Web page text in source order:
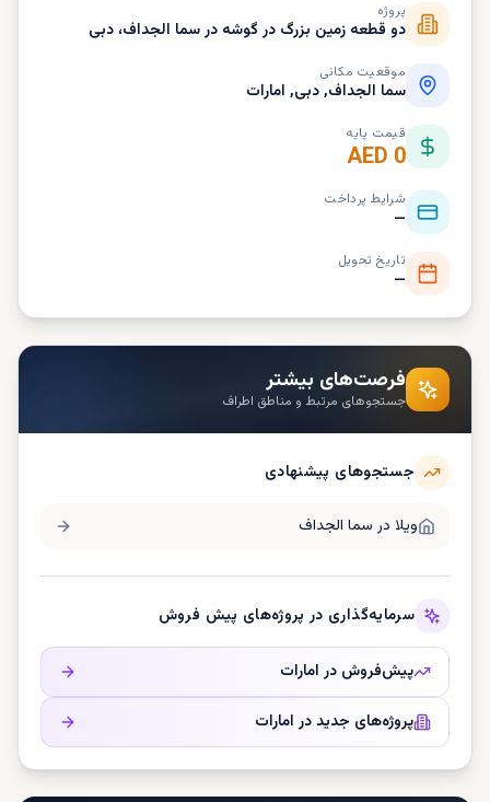
پروژه
دو قطعه زمین بزرگ در گوشه در سما الجداف، دبی
موقعیت مکانی
سما الجداف, دبی, امارات
قیمت پایه
AED 0
شرایط پرداخت
—
تاریخ تحویل
—
فرصت‌های بیشتر
جستجوهای مرتبط و مناطق اطراف
جستجوهای پیشنهادی
ویلا در سما الجداف
سرمایه‌گذاری در پروژه‌های پیش فروش
پیش‌فروش در امارات
پروژه‌های جدید در امارات